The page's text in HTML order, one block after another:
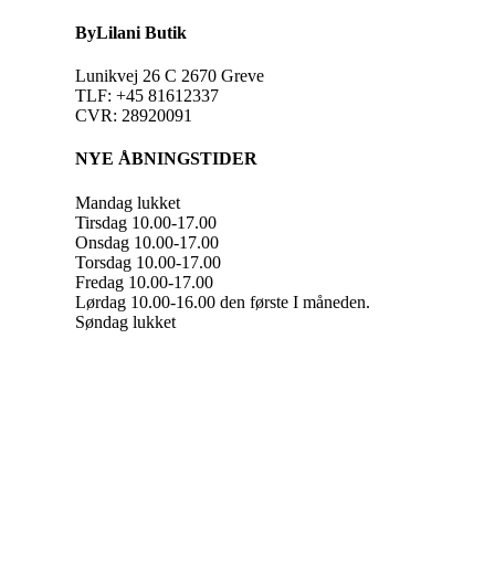
ByLilani Butik
Lunikvej 26 C 2670 Greve
TLF: +45 81612337
CVR: 28920091
NYE ÅBNINGSTIDER
Mandag lukket
Tirsdag 10.00-17.00
Onsdag 10.00-17.00
Torsdag 10.00-17.00
Fredag 10.00-17.00
Lørdag 10.00-16.00 den første I måneden.
Søndag lukket